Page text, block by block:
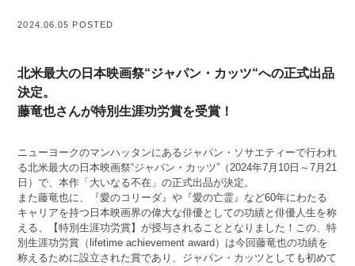
2024.06.05 POSTED
北米最大の日本映画祭“ジャパン・カッツ“への正式出品
決定。
藤竜也さんが特別生涯功労賞を受賞！
ニューヨークのマンハッタンにあるジャパン・ソサエティーで行われ
る北米最大の日本映画祭“ジャパン・カッツ”（2024年7月10日～7月21
日）で、本作「大いなる不在」の正式出品が決定。
また藤竜也に、『愛のコリーダ』や『愛の亡霊』など60年にわたる
キャリアを持つ日本映画界の偉大な俳優としての功績と俳優人生を称
える、【特別生涯功労賞】が授与されることとなりました！この、特
別生涯功労賞（lifetime achievement award）は今回藤竜也の功績を
称えるために設立された賞であり、ジャパン・カッツとしても初めて